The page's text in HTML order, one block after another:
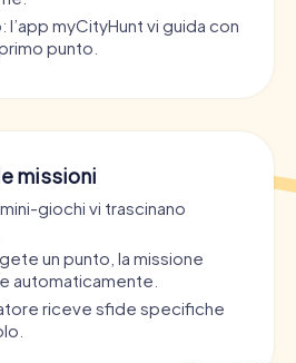
myCityHunt vi guida con
punto.
missioni
giochi vi trascinano
un punto, la missione
automaticamente.
riceve sfide specifiche